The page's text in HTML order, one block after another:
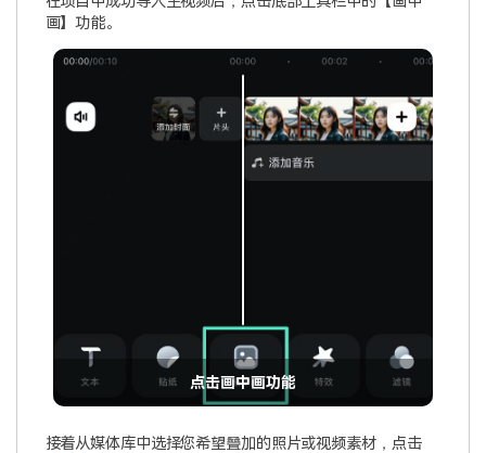
画】功能。
点击画中画功能
接着从媒体库中选择您希望叠加的照片或视频素材，点击